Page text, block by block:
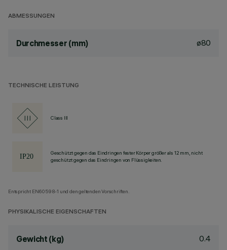
ABMESSUNGEN
Durchmesser (mm) ø80
TECHNISCHE LEISTUNG
Class III
Geschützt gegen das Eindringen fester Körper größer als 12 mm, nicht
geschützt gegen das Eindringen von Flüssigkeiten.
Entspricht EN60598-1 und den geltenden Vorschriften.
PHYSIKALISCHE EIGENSCHAFTEN
Gewicht (kg) 0.4